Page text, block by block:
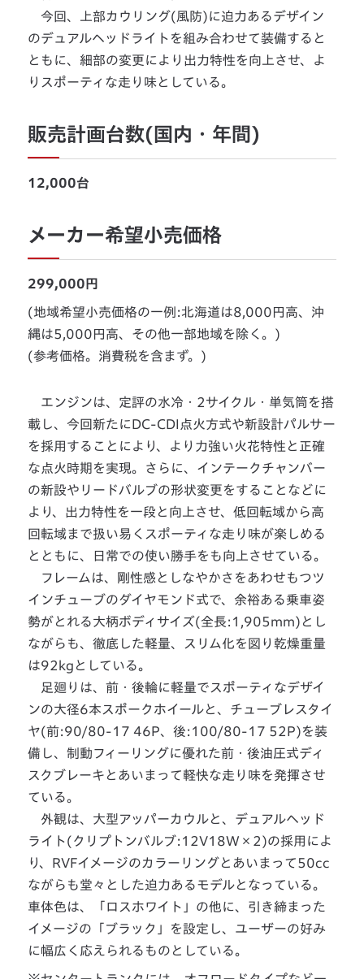
今回、上部カウリング(風防)に迫力あるデザイン
のデュアルヘッドライトを組み合わせて装備すると
ともに、細部の変更により出力特性を向上させ、よ
りスポーティな走り味としている。
販売計画台数(国内・年間)
12,000台
メーカー希望小売価格
299,000円
(地域希望小売価格の一例:北海道は8,000円高、沖
縄は5,000円高、その他一部地域を除く。)
(参考価格。消費税を含まず。)
エンジンは、定評の水冷・2サイクル・単気筒を搭
載し、今回新たにDC-CDI点火方式や新設計パルサー
を採用することにより、より力強い火花特性と正確
な点火時期を実現。さらに、インテークチャンバー
の新設やリードバルブの形状変更をすることなどに
より、出力特性を一段と向上させ、低回転域から高
回転域まで扱い易くスポーティな走り味が楽しめる
とともに、日常での使い勝手をも向上させている。
フレームは、剛性感としなやかさをあわせもつツ
インチューブのダイヤモンド式で、余裕ある乗車姿
勢がとれる大柄ボディサイズ(全長:1,905mm)とし
ながらも、徹底した軽量、スリム化を図り乾燥重量
は92kgとしている。
足廻りは、前・後輪に軽量でスポーティなデザイ
ンの大径6本スポークホイールと、チューブレスタイ
ヤ(前:90/80-17 46P、後:100/80-17 52P)を装
備し、制動フィーリングに優れた前・後油圧式ディ
スクブレーキとあいまって軽快な走り味を発揮させ
ている。
外観は、大型アッパーカウルと、デュアルヘッド
ライト(クリプトンバルブ:12V18W×2)の採用によ
り、RVFイメージのカラーリングとあいまって50cc
ながらも堂々とした迫力あるモデルとなっている。
車体色は、「ロスホワイト」の他に、引き締まった
イメージの「ブラック」を設定し、ユーザーの好み
に幅広く応えられるものとしている。